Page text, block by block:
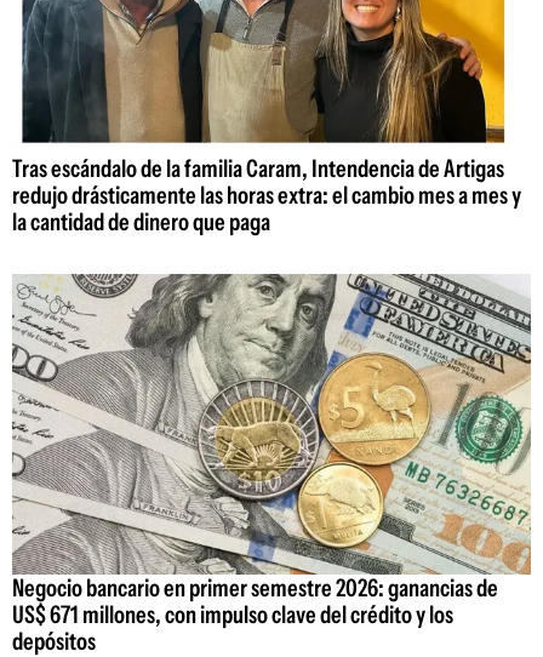
Tras escándalo de la familia Caram, Intendencia de Artigas
redujo drásticamente las horas extra: el cambio mes a mes y
la cantidad de dinero que paga
Negocio bancario en primer semestre 2026: ganancias de
US$ 671 millones, con impulso clave del crédito y los
depósitos